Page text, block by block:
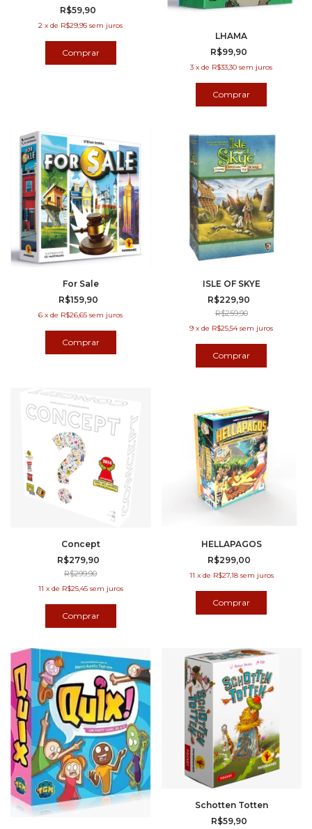
R$59,90
2 xde R$29,95 sem juros
LHAMA
R$99,90
3 xde R$33,30 sem juros
For Sale
R$159,90
6 xde R$26,65 sem juros
ISLE OF SKYE
R$229,90
R$259,90
9 xde R$25,54 sem juros
Concept
R$279,90
R$299,90
11 x de R$25,45 sem juros
HELLAPAGOS
R$299,00
11 x de R$27,18 sem juros
Schotten Totten
R$59,90